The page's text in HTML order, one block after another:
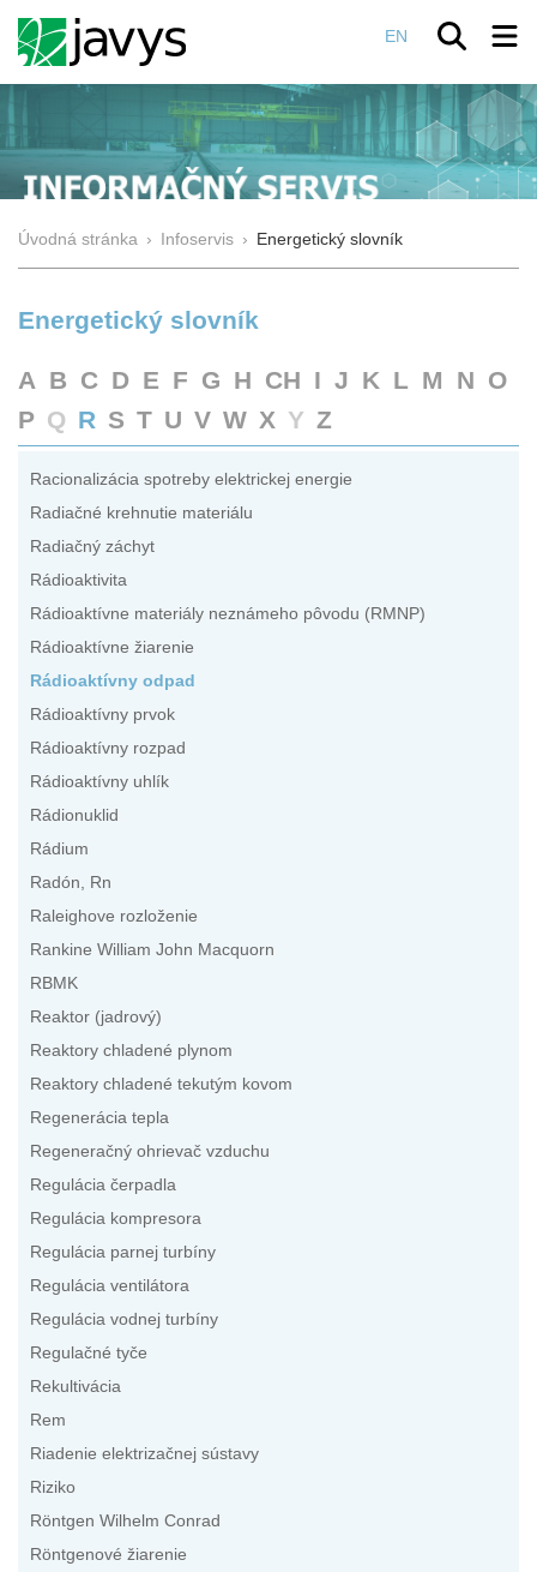
EN
Úvodná stránka › Infoservis › Energetický slovník
Energetický slovník
A B C D E F G H CH I J K L M N O
P Q R S T U V W X Y Z
Racionalizácia spotreby elektrickej energie
Radiačné krehnutie materiálu
Radiačný záchyt
Rádioaktivita
Rádioaktívne materiály neznámeho pôvodu (RMNP)
Rádioaktívne žiarenie
Rádioaktívny odpad
Rádioaktívny prvok
Rádioaktívny rozpad
Rádioaktívny uhlík
Rádionuklid
Rádium
Radón, Rn
Raleighove rozloženie
Rankine William John Macquorn
RBMK
Reaktor (jadrový)
Reaktory chladené plynom
Reaktory chladené tekutým kovom
Regenerácia tepla
Regeneračný ohrievač vzduchu
Regulácia čerpadla
Regulácia kompresora
Regulácia parnej turbíny
Regulácia ventilátora
Regulácia vodnej turbíny
Regulačné tyče
Rekultivácia
Rem
Riadenie elektrizačnej sústavy
Riziko
Röntgen Wilhelm Conrad
Röntgenové žiarenie